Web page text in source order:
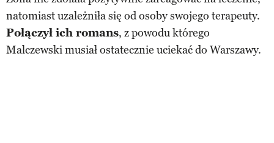
natomiast uzależniła się od osoby swojego terapeuty.
Połączył ich romans, z powodu którego
Malczewski musiał ostatecznie uciekać do Warszawy.